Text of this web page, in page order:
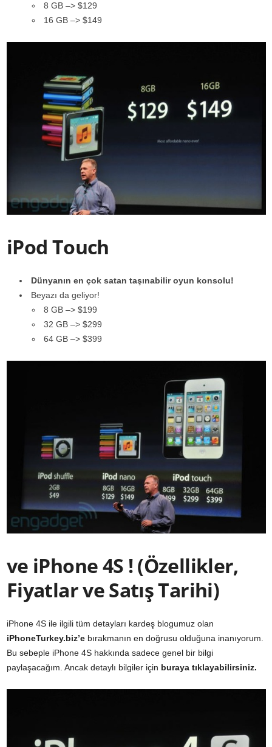
8 GB –> $129
16 GB –> $149
iPod Touch
Dünyanın en çok satan taşınabilir oyun konsolu!
Beyazı da geliyor!
8 GB –> $199
32 GB –> $299
64 GB –> $399
ve iPhone 4S ! (Özellikler,
Fiyatlar ve Satış Tarihi)
iPhone 4S ile ilgili tüm detayları kardeş blogumuz olan
iPhoneTurkey.biz’e bırakmanın en doğrusu olduğuna inanıyorum.
Bu sebeple iPhone 4S hakkında sadece genel bir bilgi
paylaşacağım. Ancak detaylı bilgiler için buraya tıklayabilirsiniz.